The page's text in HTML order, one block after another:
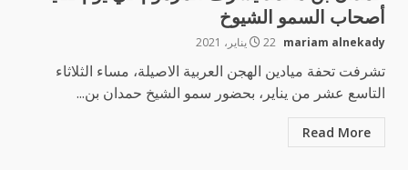
أصحاب السمو الشيوخ
mariam alnekady 22 يناير، 2021
تشرفت تحفة ميادين الهجن العربية الاصيلة، مساء الثلاثاء
التاسع عشر من يناير، بحضور سمو الشيخ حمدان بن...
Read More